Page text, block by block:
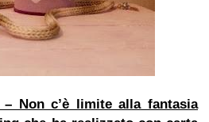
Non c’è limite alla fantasia